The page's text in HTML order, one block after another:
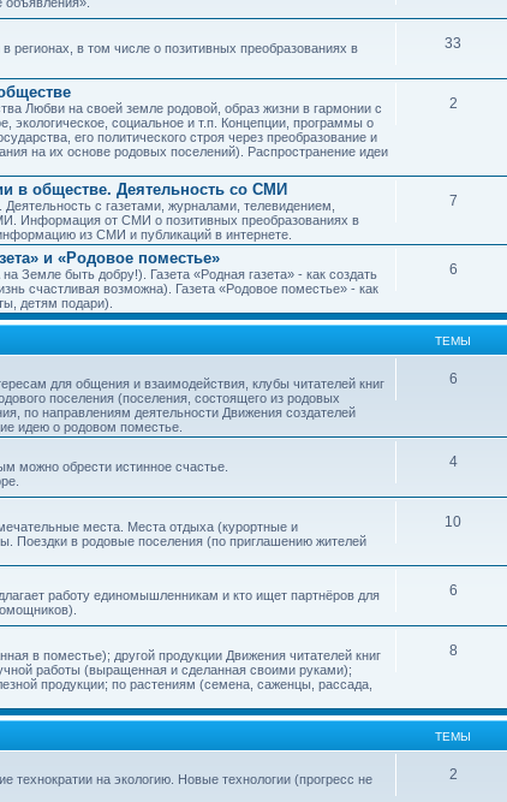
в том числе о позитивных преобразованиях в
33
Любви на своей земле родовой, образ жизни в гармонии с
экологическое, социальное и т.п. Концепции, программы о
его политического строя через преобразование и
на их основе родовых поселений). Распространение идеи
2
в обществе. Деятельность со СМИ
с газетами, журналами, телевидением,
Информация от СМИ о позитивных преобразованиях в
из СМИ и публикаций в интернете.
7
и «Родовое поместье»
Земле быть добру!). Газета «Родная газета» - как создать
счастливая возможна). Газета «Родовое поместье» - как
детям подари).
6
ТЕМЫ
для общения и взаимодействия, клубы читателей книг
поселения (поселения, состоящего из родовых
по направлениям деятельности Движения создателей
идею о родовом поместье.
6
можно обрести истинное счастье.
4
места. Места отдыха (курортные и
Поездки в родовые поселения (по приглашению жителей
10
работу единомышленникам и кто ищет партнёров для
6
в поместье); другой продукции Движения читателей книг
работы (выращенная и сделанная своими руками);
продукции; по растениям (семена, саженцы, рассада,
8
ТЕМЫ
технократии на экологию. Новые технологии (прогресс не
2